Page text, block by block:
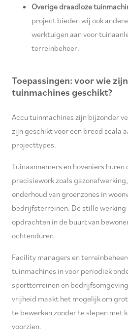
Overige draadloze
project bieden wij ook
werktuigen aan voor
terreinbeheer.
Toepassingen: voor wie
tuinmachines geschikt?
Accu tuinmachines zijn bijzonder
zijn geschikt voor een breed scala
projecttypes.
Tuinaannemers en hoveniers huren
precisiework zoals
onderhoud van groenzones in
bedrijfsterreinen. De stille werking
opdrachten in de buurt van
ochtenduren.
Facility managers en
tuinmachines in voor periodiek
sportterreinen en
vrijheid maakt het mogelijk om
te bewerken zonder te slepen met
voorzien.